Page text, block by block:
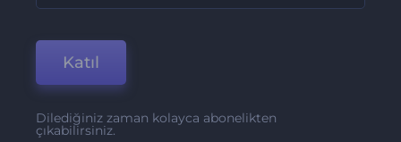
Katıl
Dilediğiniz zaman kolayca abonelikten
çıkabilirsiniz.